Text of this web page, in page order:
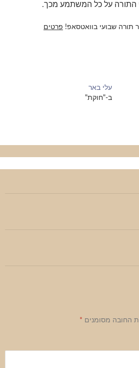
התורה על כל המשתמע מכך.
תורה שבועי בוואטסאפ! פרטים
עלי באר
ב-"חוקת"
החובה מסומנים *